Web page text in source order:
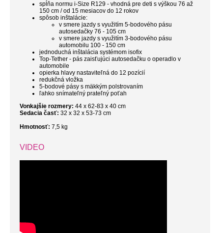
spĺňa normu i-Size R129 - vhodná pre deti s výškou 76 až
150 cm / od 15 mesiacov do 12 rokov
spôsob inštalácie:
v smere jazdy s využitím 5-bodového pásu
autosedačky 76 - 105 cm
v smere jazdy s využitím 3-bodového pásu
automobilu 100 - 150 cm
jednoduchá inštalácia systémom isofix
Top-Tether - pás zaisťujúci autosedačku o operadlo v
automobile
opierka hlavy nastaviteľná do 12 pozícií
redukčná vložka
5-bodové pásy s mäkkým polstrovaním
ľahko snímateľný prateľný poťah
Vonkajšie rozmery: 44 x 62-83 x 40 cm
Sedacia časť: 32 x 32 x 53-73 cm
Hmotnosť: 7,5 kg
VIDEO